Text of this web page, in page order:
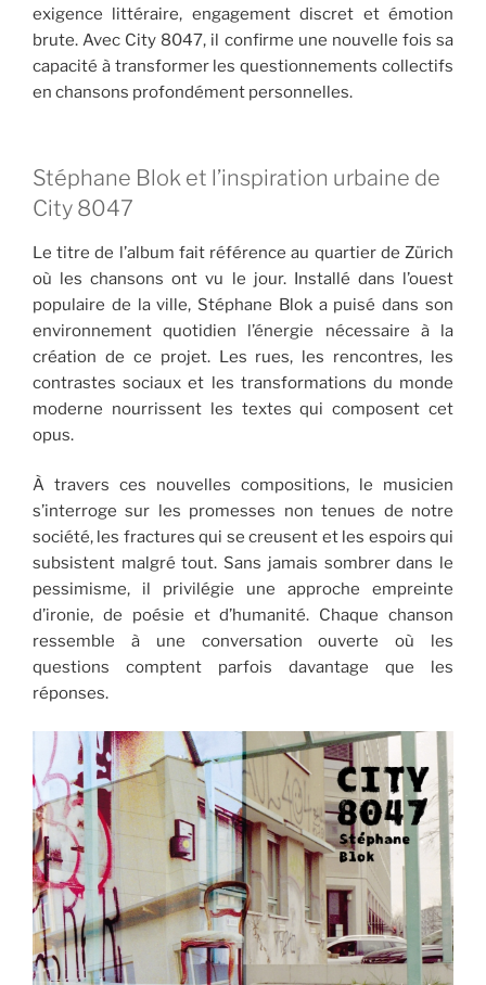
exigence littéraire, engagement discret et émotion
brute. Avec City 8047, il confirme une nouvelle fois sa
capacité à transformer les questionnements collectifs
en chansons profondément personnelles.
Stéphane Blok et l’inspiration urbaine de
City 8047
Le titre de l’album fait référence au quartier de Zürich
où les chansons ont vu le jour. Installé dans l’ouest
populaire de la ville, Stéphane Blok a puisé dans son
environnement quotidien l’énergie nécessaire à la
création de ce projet. Les rues, les rencontres, les
contrastes sociaux et les transformations du monde
moderne nourrissent les textes qui composent cet
opus.
À travers ces nouvelles compositions, le musicien
s’interroge sur les promesses non tenues de notre
société, les fractures qui se creusent et les espoirs qui
subsistent malgré tout. Sans jamais sombrer dans le
pessimisme, il privilégie une approche empreinte
d’ironie, de poésie et d’humanité. Chaque chanson
ressemble à une conversation ouverte où les
questions comptent parfois davantage que les
réponses.